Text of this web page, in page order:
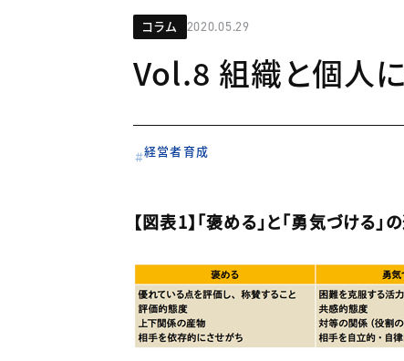
コラム 2020.05.29
Vol.8 組織と個人
経営者育成
【図表1】「褒める」と「勇気づける」